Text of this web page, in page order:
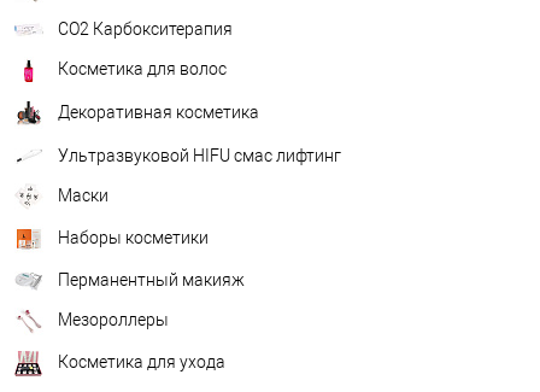
CO2 Карбокситерапия
Косметика для волос
Декоративная косметика
Ультразвуковой HIFU смас лифтинг
Маски
Наборы косметики
Перманентный макияж
Мезороллеры
Косметика для ухода